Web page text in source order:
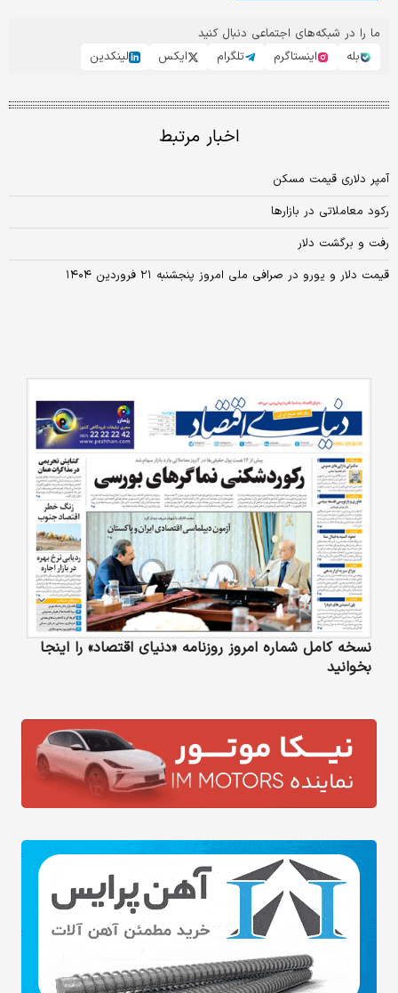
ما را در شبکه‌های اجتماعی دنبال کنید
بله
اینستاگرم تلگرام ایکس لینکدین
اخبار مرتبط
آمپر دلاری قیمت مسکن
رکود معاملاتی در بازارها
رفت و برگشت دلار
قیمت دلار و یورو در صرافی ملی امروز پنجشنبه ۲۱ فروردین ۱۴۰۴
نسخه کامل شماره امروز روزنامه «دنیای‌ اقتصاد» را اینجا
بخوانید